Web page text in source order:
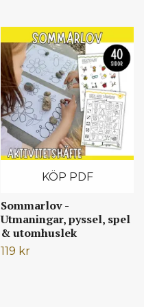
KÖP PDF
Sommarlov -
Utmaningar, pyssel, spel
& utomhuslek
119 kr